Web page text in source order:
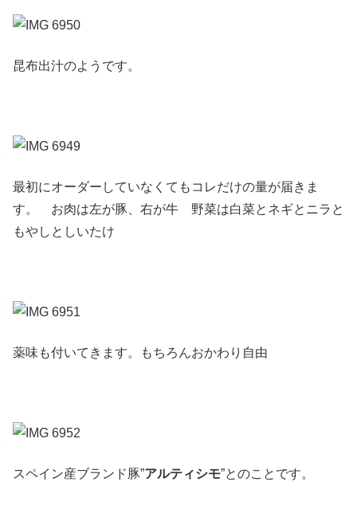
昆布出汁のようです。
最初にオーダーしていなくてもコレだけの量が届きま
す。 お肉は左が豚、右が牛 野菜は白菜とネギとニラと
もやしとしいたけ
薬味も付いてきます。もちろんおかわり自由
スペイン産ブランド豚”アルティシモ”とのことです。